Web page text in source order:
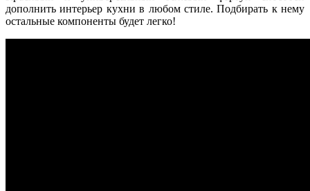
дополнить интерьер кухни в любом стиле. Подбирать к нему
остальные компоненты будет легко!